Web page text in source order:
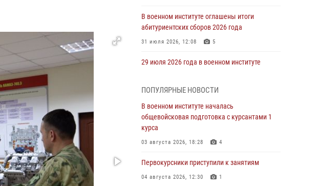
В военном институте оглашены итоги
абитуриентских сборов 2026 года
31 июля 2026, 12:08 5
29 июля 2026 года в военном институте
29 июля 2026 года курсанты военного
института успешно сдали экзамен по
вождению
28 июля 2026 года в военном институте
ПОПУЛЯРНЫЕ НОВОСТИ
В военном институте началась
общевойсковая подготовка с курсантами 1
курса
03 августа 2026, 18:28 4
Первокурсники приступили к занятиям
04 августа 2026, 12:30 1